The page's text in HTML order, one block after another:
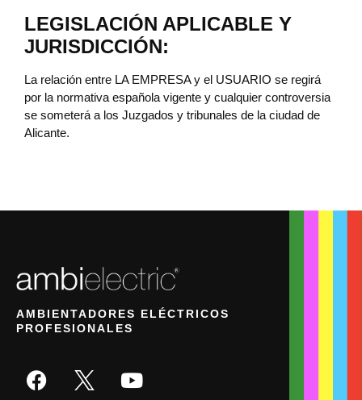
LEGISLACIÓN APLICABLE Y
JURISDICCIÓN:
La relación entre LA EMPRESA y el USUARIO se regirá
por la normativa española vigente y cualquier controversia
se someterá a los Juzgados y tribunales de la ciudad de
Alicante.
AMBIENTADORES ELÉCTRICOS
PROFESIONALES